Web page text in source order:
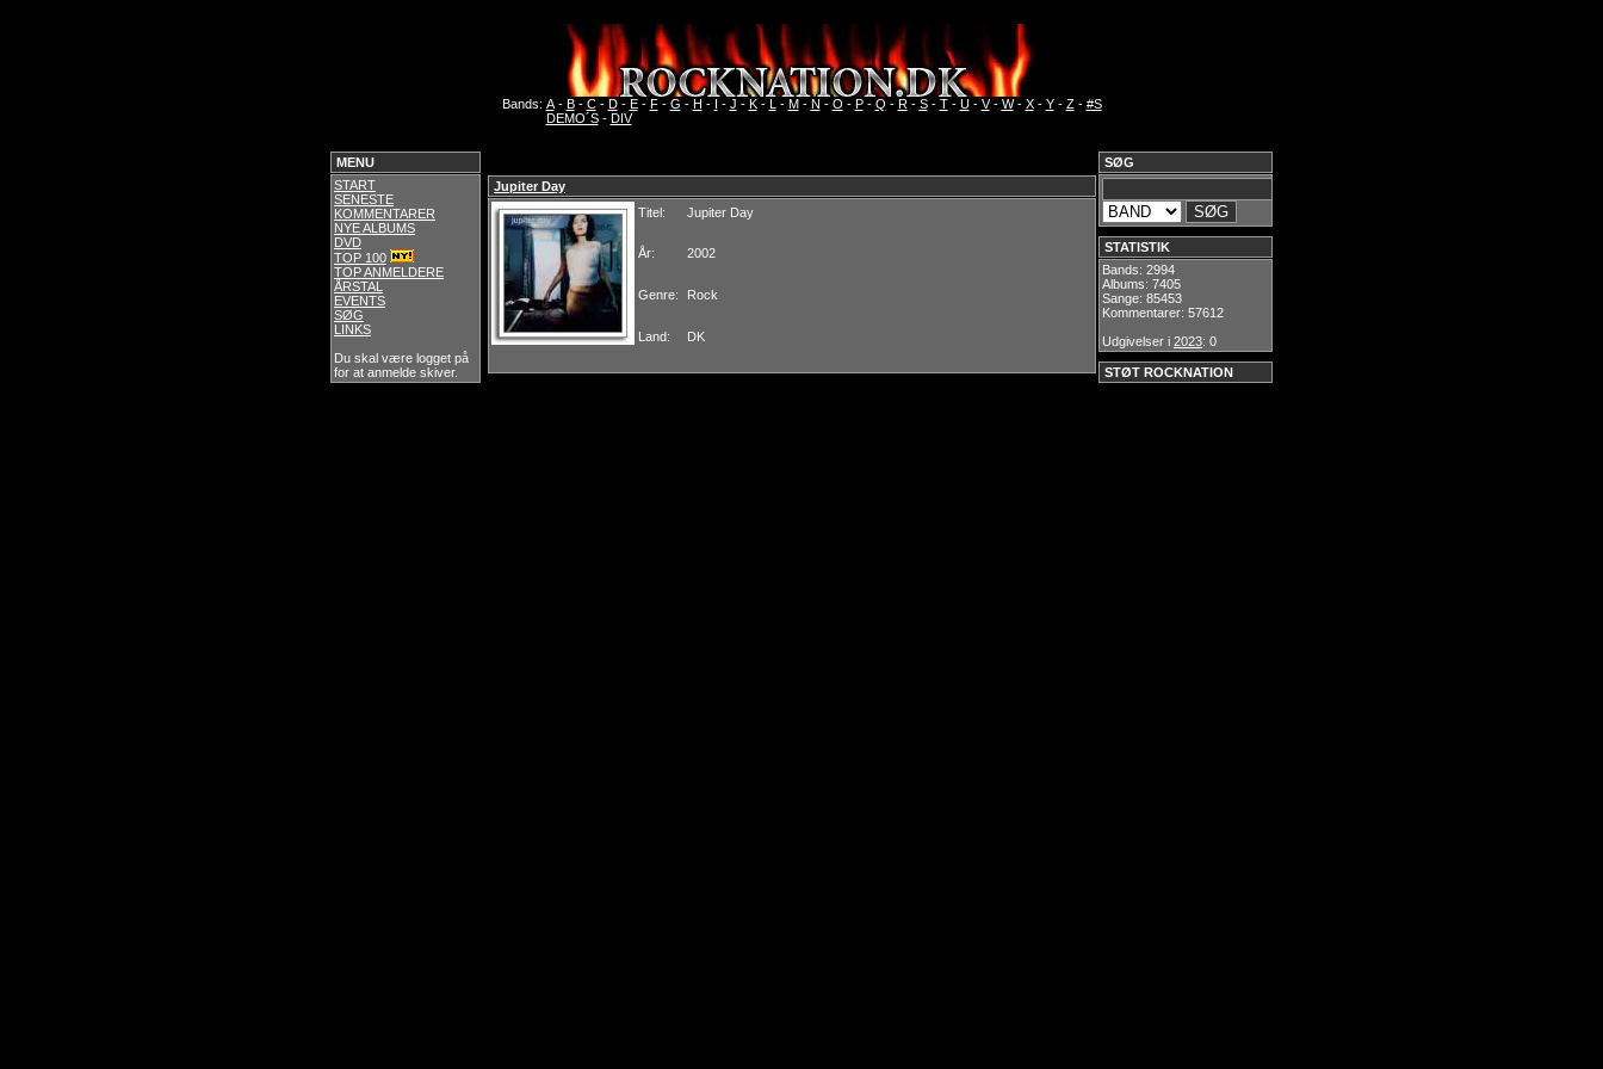
Bands: A- B- C- D- E- F- G - H - I - J - K- L - M- N - O - P- Q - R- S- T- U- V- W- X- Y- Z- #S
DEMO´S- DIV
MENU
START
SENESTE
KOMMENTARER
NYE ALBUMS
DVD
TOP 100
TOP ANMELDERE
ÅRSTAL
EVENTS
SØG
LINKS
Du skal være logget på
for at anmelde skiver.
SØG
STATISTIK
Bands: 2994
Albums: 7405
Sange: 85453
Kommentarer: 57612
Udgivelser i 2023: 0
STØT ROCKNATION
Jupiter Day
Titel:
Jupiter Day
År: 2002
Genre: Rock
Land: DK